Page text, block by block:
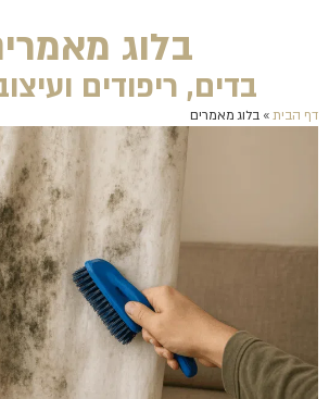
בלוג
בדים, ריפודים
דף הבית» בלוג מאמרים